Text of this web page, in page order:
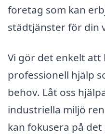
företag som kan
städtjänster för din
Vi gör det enkelt
professionell hjälp
behov. Låt oss
industriella miljö
kan fokusera på